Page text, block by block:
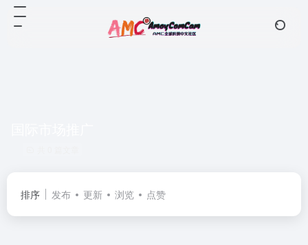
排序 发布 更新 浏览 点赞